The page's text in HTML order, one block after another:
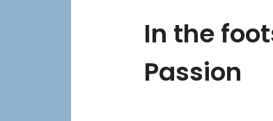
In the
Passion